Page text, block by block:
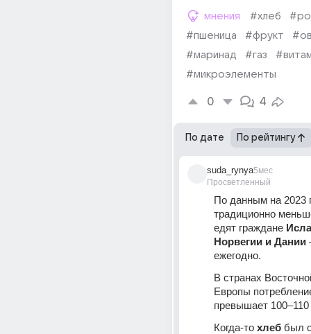
мнения #хлеб
#пшеница
#фрукт
#маринад
#газ
#микроэлементы
0 4
По дате По рейтингу
suda_rynya
Просветленный
5мес
По данным на 2023
традиционно
едят граждане
Норвегии и Дании
ежегодно.
В странах
Европы
превышает 100–110
Когда-то хлеб был